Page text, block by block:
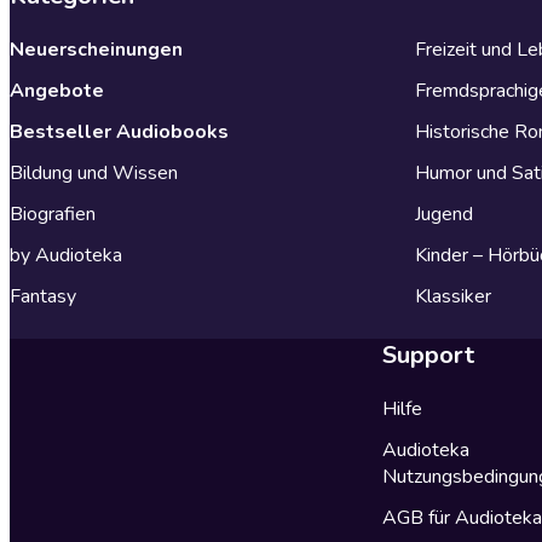
Neuerscheinungen
Angebote
Bestseller Audiobooks
Bildung und Wissen
Biografien
by Audioteka
Fantasy
Freizeit und
Historische
Humor und
Jugend
Kinder –
Klassiker
Support
Hilfe
Audioteka
AGB für